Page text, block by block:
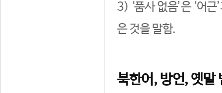
3) ‘품사 없음’은 ‘어
은 것을 말함.
북한어, 방언, 옛말